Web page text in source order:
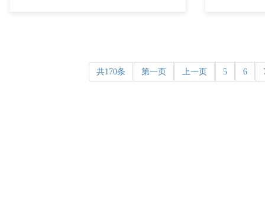
共170条 第一页 上一页 5 6